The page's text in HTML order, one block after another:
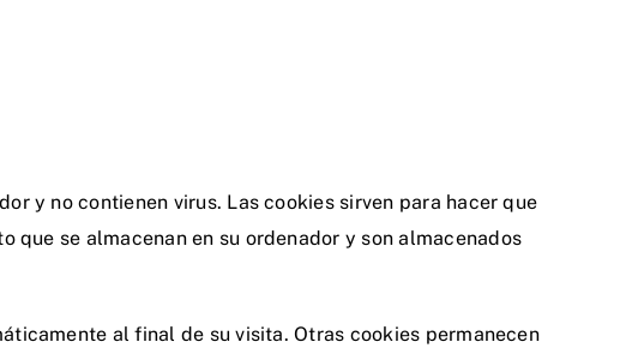
y no contienen virus. Las cookies sirven para hacer que
que se almacenan en su ordenador y son almacenados
al final de su visita. Otras cookies permanecen